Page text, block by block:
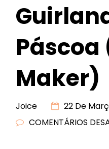
Maker)
Joice
22 De
COMENTÁRIOS